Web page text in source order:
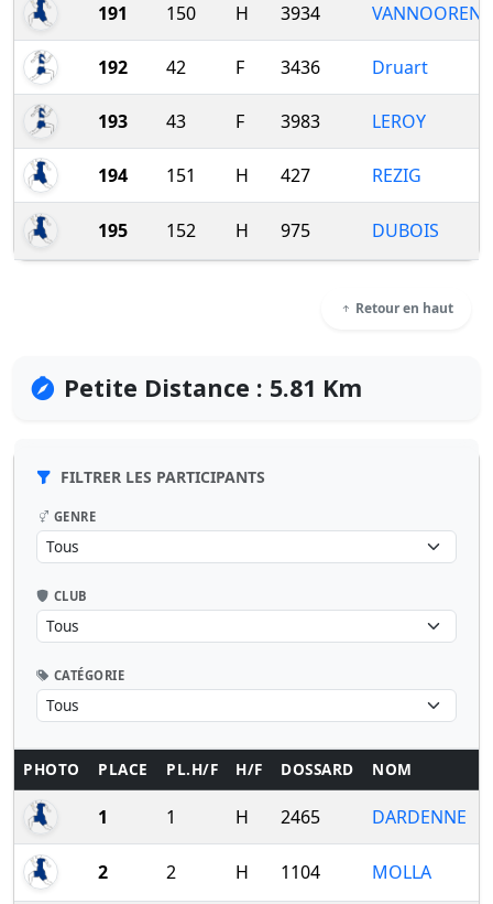
191 150 H 3934
192 42 F 3436 Druart
193 43 F 3983 LEROY
194 151 H 427 REZIG
195 152 H 975 DUBOIS
Retour en haut
Petite Distance : 5.81 Km
FILTRER LES PARTICIPANTS
GENRE
CLUB
CATÉGORIE
PHOTO PLACE PL.H/F H/F DOSSARD NOM
1 1 H 2465 DARDENNE
2 2 H 1104 MOLLA